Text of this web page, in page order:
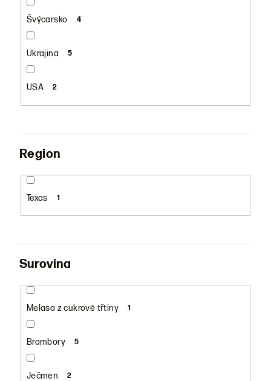
Švýcarsko 4
Ukrajina 5
USA 2
Region
Texas 1
Surovina
Melasa z cukrové třtiny 1
Brambory 5
Ječmen 2